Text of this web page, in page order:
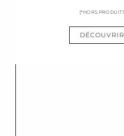
[*HORS